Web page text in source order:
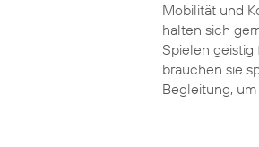
Mobilität und
halten sich
Spielen geistig
brauchen sie
Begleitung,